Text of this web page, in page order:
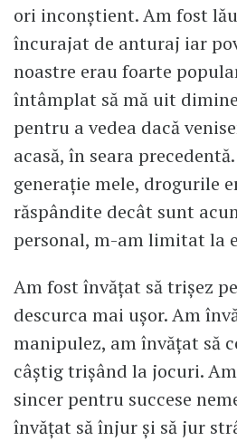
ori inconștient. Am fost
încurajat de anturaj iar
noastre erau foarte
întâmplat să mă uit
pentru a vedea dacă
acasă, în seara
generație mele, drogurile
răspândite decât sunt
personal, m-am limitat la
Am fost învățat să trișez
descurca mai ușor. Am
manipulez, am învățat să
câștig trișând la jocuri.
sincer pentru succese
învățat să înjur și să jur